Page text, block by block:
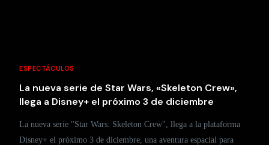
ESPECTÁCULOS
La nueva serie de Star Wars, «Skeleton Crew»,
llega a Disney+ el próximo 3 de diciembre
La nueva serie "Star Wars: Skeleton Crew", llega a la plataforma
Disney+ el próximo 3 de diciembre, una aventura espacial para